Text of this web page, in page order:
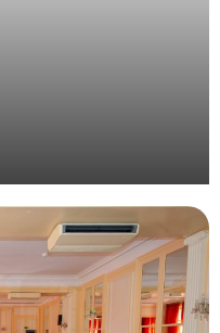
d’entreprise à la